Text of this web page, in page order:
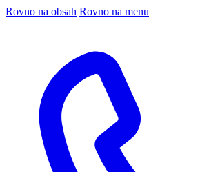
Rovno na obsah Rovno na menu